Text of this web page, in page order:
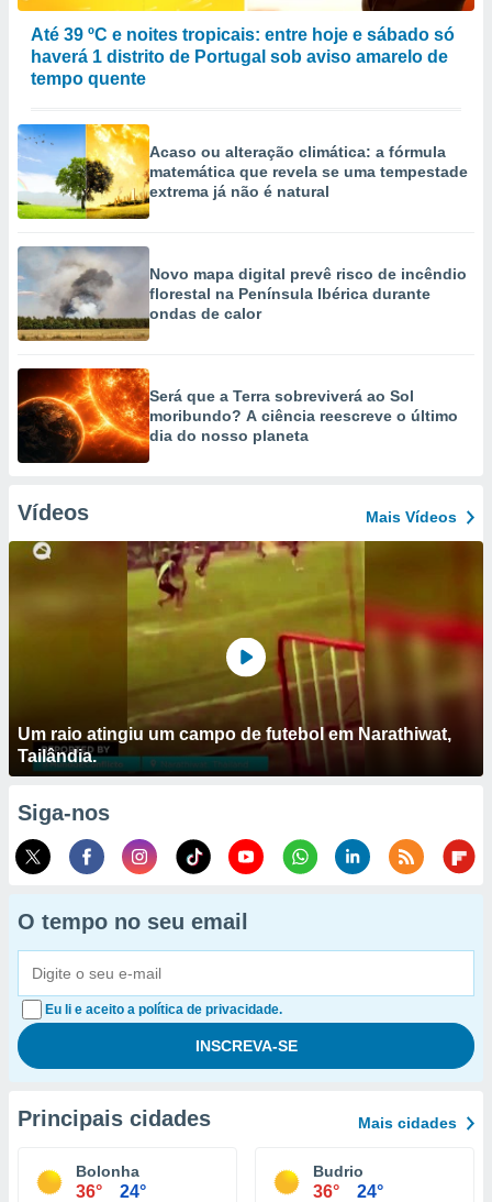
Até 39 ºC e noites tropicais: entre hoje e sábado só
haverá 1 distrito de Portugal sob aviso amarelo de
tempo quente
Acaso ou alteração climática: a fórmula
matemática que revela se uma tempestade
extrema já não é natural
Novo mapa digital prevê risco de incêndio
florestal na Península Ibérica durante
ondas de calor
Será que a Terra sobreviverá ao Sol
moribundo? A ciência reescreve o último
dia do nosso planeta
Vídeos Mais Vídeos
Um raio atingiu um campo de futebol em Narathiwat,
Tailândia.
Siga-nos
O tempo no seu email
Eu li e aceito a política de privacidade.
Principais cidades Mais cidades
Bolonha
36° 24°
Budrio
36° 24°